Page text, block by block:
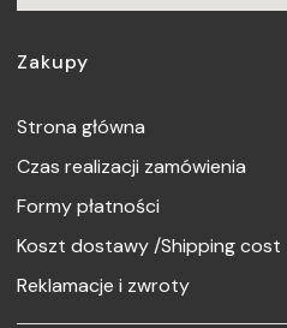
Linki w stopce
Zakupy
Strona główna
Czas realizacji zamówienia
Formy płatności
Koszt dostawy /Shipping cost
Reklamacje i zwroty